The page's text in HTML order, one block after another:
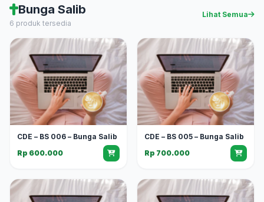
Bunga Salib
6 produk tersedia
Lihat Semua
CDE – BS 006 – Bunga Salib
Rp 600.000
CDE – BS 005 – Bunga Salib
Rp 700.000